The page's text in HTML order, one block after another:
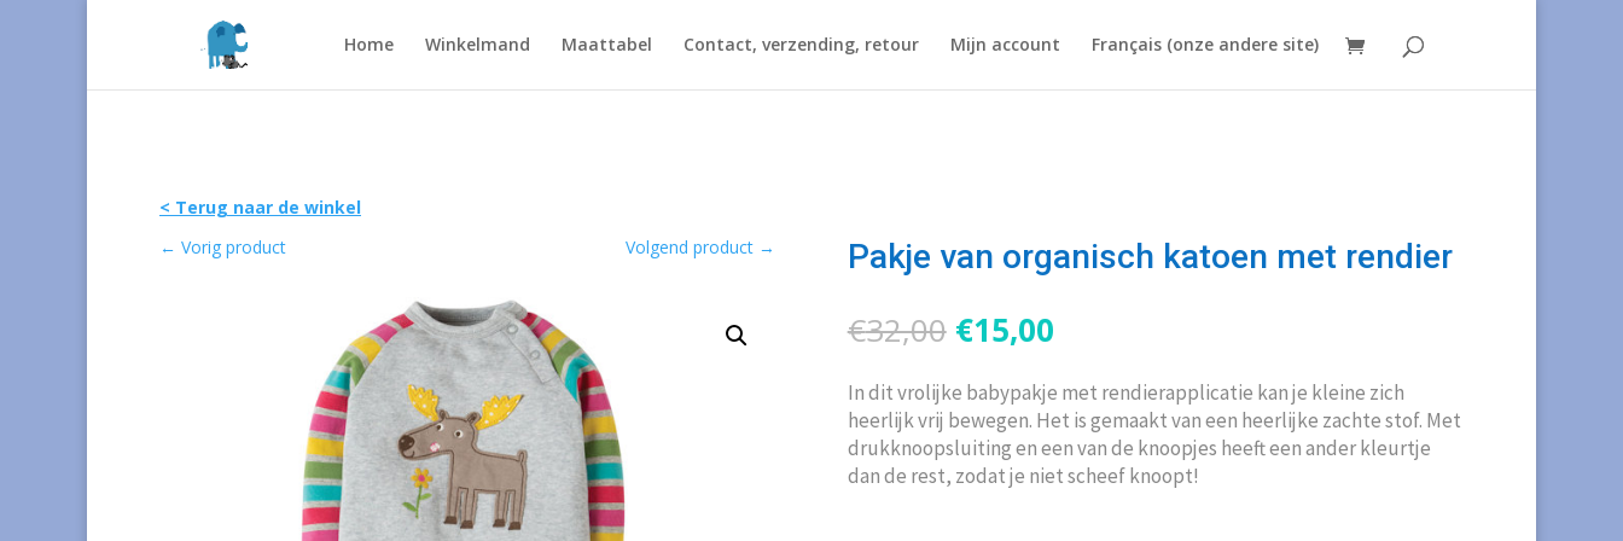
Home Winkelmand Maattabel Contact, verzending, retour Mijn account Français (onze andere site)
< Terug naar de winkel
← Vorig product Volgend product → Pakje van organisch katoen met rendier
€32,00 Oorspronkelijke
prijs
was:
€32,00.
€15,00Huidige
is:
€15,00.
In dit vrolijke babypakje met rendierapplicatie kan je kleine zich
heerlijk vrij bewegen. Het is gemaakt van een heerlijke zachte stof. Met
drukknoopsluiting en een van de knoopjes heeft een ander kleurtje
dan de rest, zodat je niet scheef knoopt!